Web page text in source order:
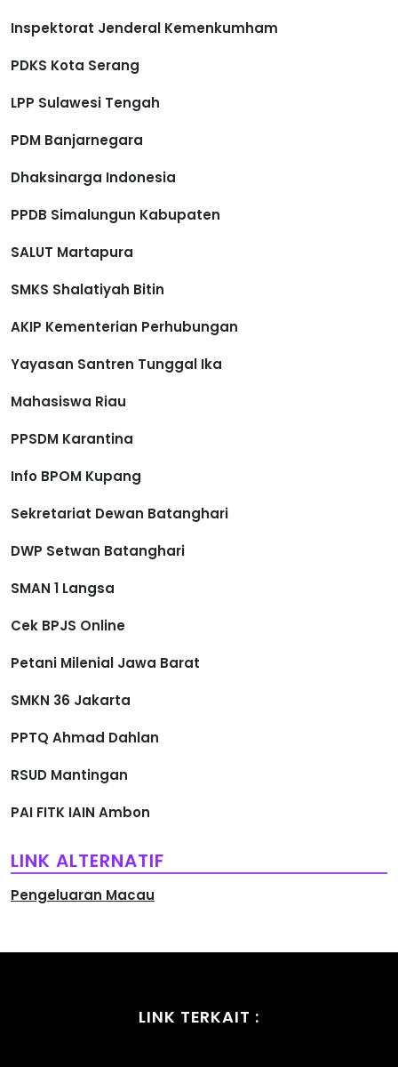
Inspektorat Jenderal Kemenkumham
PDKS Kota Serang
LPP Sulawesi Tengah
PDM Banjarnegara
Dhaksinarga Indonesia
PPDB Simalungun Kabupaten
SALUT Martapura
SMKS Shalatiyah Bitin
AKIP Kementerian Perhubungan
Yayasan Santren Tunggal Ika
Mahasiswa Riau
PPSDM Karantina
Info BPOM Kupang
Sekretariat Dewan Batanghari
DWP Setwan Batanghari
SMAN 1 Langsa
Cek BPJS Online
Petani Milenial Jawa Barat
SMKN 36 Jakarta
PPTQ Ahmad Dahlan
RSUD Mantingan
PAI FITK IAIN Ambon
LINK ALTERNATIF
Pengeluaran Macau
LINK TERKAIT :